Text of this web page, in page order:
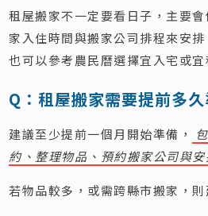
租屋搬家不一定要看日子，主要
家入住時間與搬家公司排程來安排
也可以參考農民曆選擇宜入宅或宜
Q：租屋搬家需要提前多久
建議至少提前一個月開始準備，
約、整理物品、預約搬家公司與安
若物品較多，或需跨縣市搬家，則